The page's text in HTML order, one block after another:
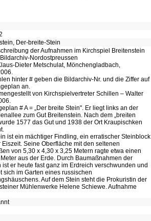
Der-breite-Stein
der Aufnahmen im Kirchspiel Breitenstein
Nordostpreussen
Dieter Metschulat, Mönchengladbach,
hinter # geben die Bildarchiv-Nr. und die Ziffer auf
an.
von Kirchspielvertreter Schillen – Walter
# A = „Der breite Stein". Er liegt links an der
zum Gut Breitenstein. Nach dem „breiten
1577 das Gut und 1938 der Ort Kraupischken
ist ein mächtiger Findling, ein erratischer Steinblock
Eiszeit. Seine Oberfläche mit den seltenen
von 5,30 x 4,30 x 3,25 Metern ragte etwa einen
aus der Erde. Durch Baumaßnahmen der
ist er heute fast ganz im Erdreich verschwunden und
sich im Garten eines russischen
Auf dem Stein steht die Prokuristin der
Mühlenwerke Helene Schiewe. Aufnahme